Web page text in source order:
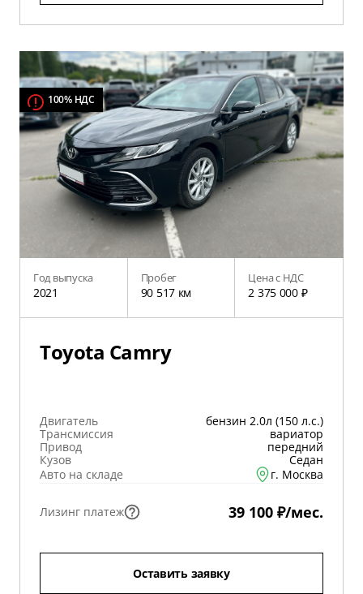
100% НДС
Год выпуска
2021
Пробег
90 517 км
Цена с НДС
2 375 000 ₽
Toyota Camry
Двигатель
бензин 2.0л (150 л.с.)
Трансмиссия
вариатор
Привод
передний
Кузов
Седан
Авто на складе
г. Москва
Лизинг платеж 39 100 ₽/мес.
Оставить заявку